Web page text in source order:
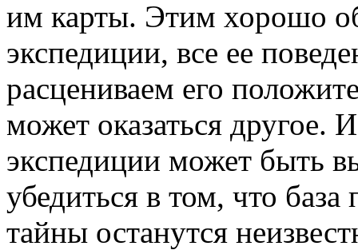
им карты. Этим хорошо
экспедиции, все ее
расцениваем его
может оказаться другое.
экспедиции может быть
убедиться в том, что база
тайны останутся